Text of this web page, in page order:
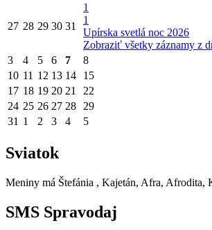
27 28 29 30 31
1
1
Upírska svetlá noc 2026
Zobraziť všetky záznamy z
3 4 5 6 7 8
10 11 12 13 14 15
17 18 19 20 21 22
24 25 26 27 28 29
31 1 2 3 4 5
Sviatok
Meniny má Štefánia , Kajetán, Afra, Afrodita,
SMS Spravodaj